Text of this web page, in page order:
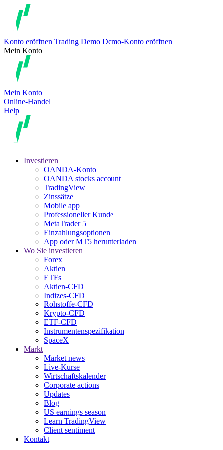
Konto eröffnen Trading Demo Demo-Konto eröffnen
Mein Konto
Mein Konto
Online-Handel
Help
Investieren
OANDA-Konto
OANDA stocks account
TradingView
Zinssätze
Mobile app
Professioneller Kunde
MetaTrader 5
Einzahlungsoptionen
App oder MT5 herunterladen
Wo Sie investieren
Forex
Aktien
ETFs
Aktien-CFD
Indizes-CFD
Rohstoffe-CFD
Krypto-CFD
ETF-CFD
Instrumentenspezifikation
SpaceX
Markt
Market news
Live-Kurse
Wirtschaftskalender
Corporate actions
Updates
Blog
US earnings season
Learn TradingView
Client sentiment
Kontakt